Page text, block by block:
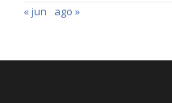
« jun
ago »